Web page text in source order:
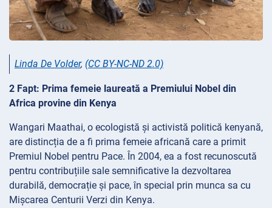
Linda De Volder, (CC BY-NC-ND 2.0)
2 Fapt: Prima femeie laureată a Premiului Nobel din
Africa provine din Kenya
Wangari Maathai, o ecologistă și activistă politică kenyană,
are distincția de a fi prima femeie africană care a primit
Premiul Nobel pentru Pace. În 2004, ea a fost recunoscută
pentru contribuțiile sale semnificative la dezvoltarea
durabilă, democrație și pace, în special prin munca sa cu
Mișcarea Centurii Verzi din Kenya.